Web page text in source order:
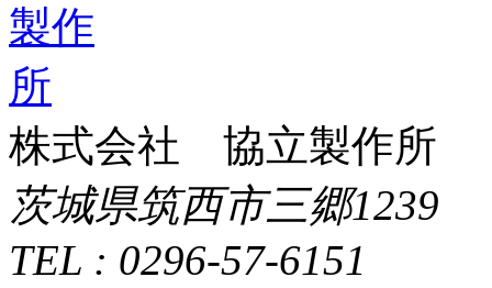
株式会社 協立製作所
茨城県筑西市三郷1239
TEL : 0296-57-6151